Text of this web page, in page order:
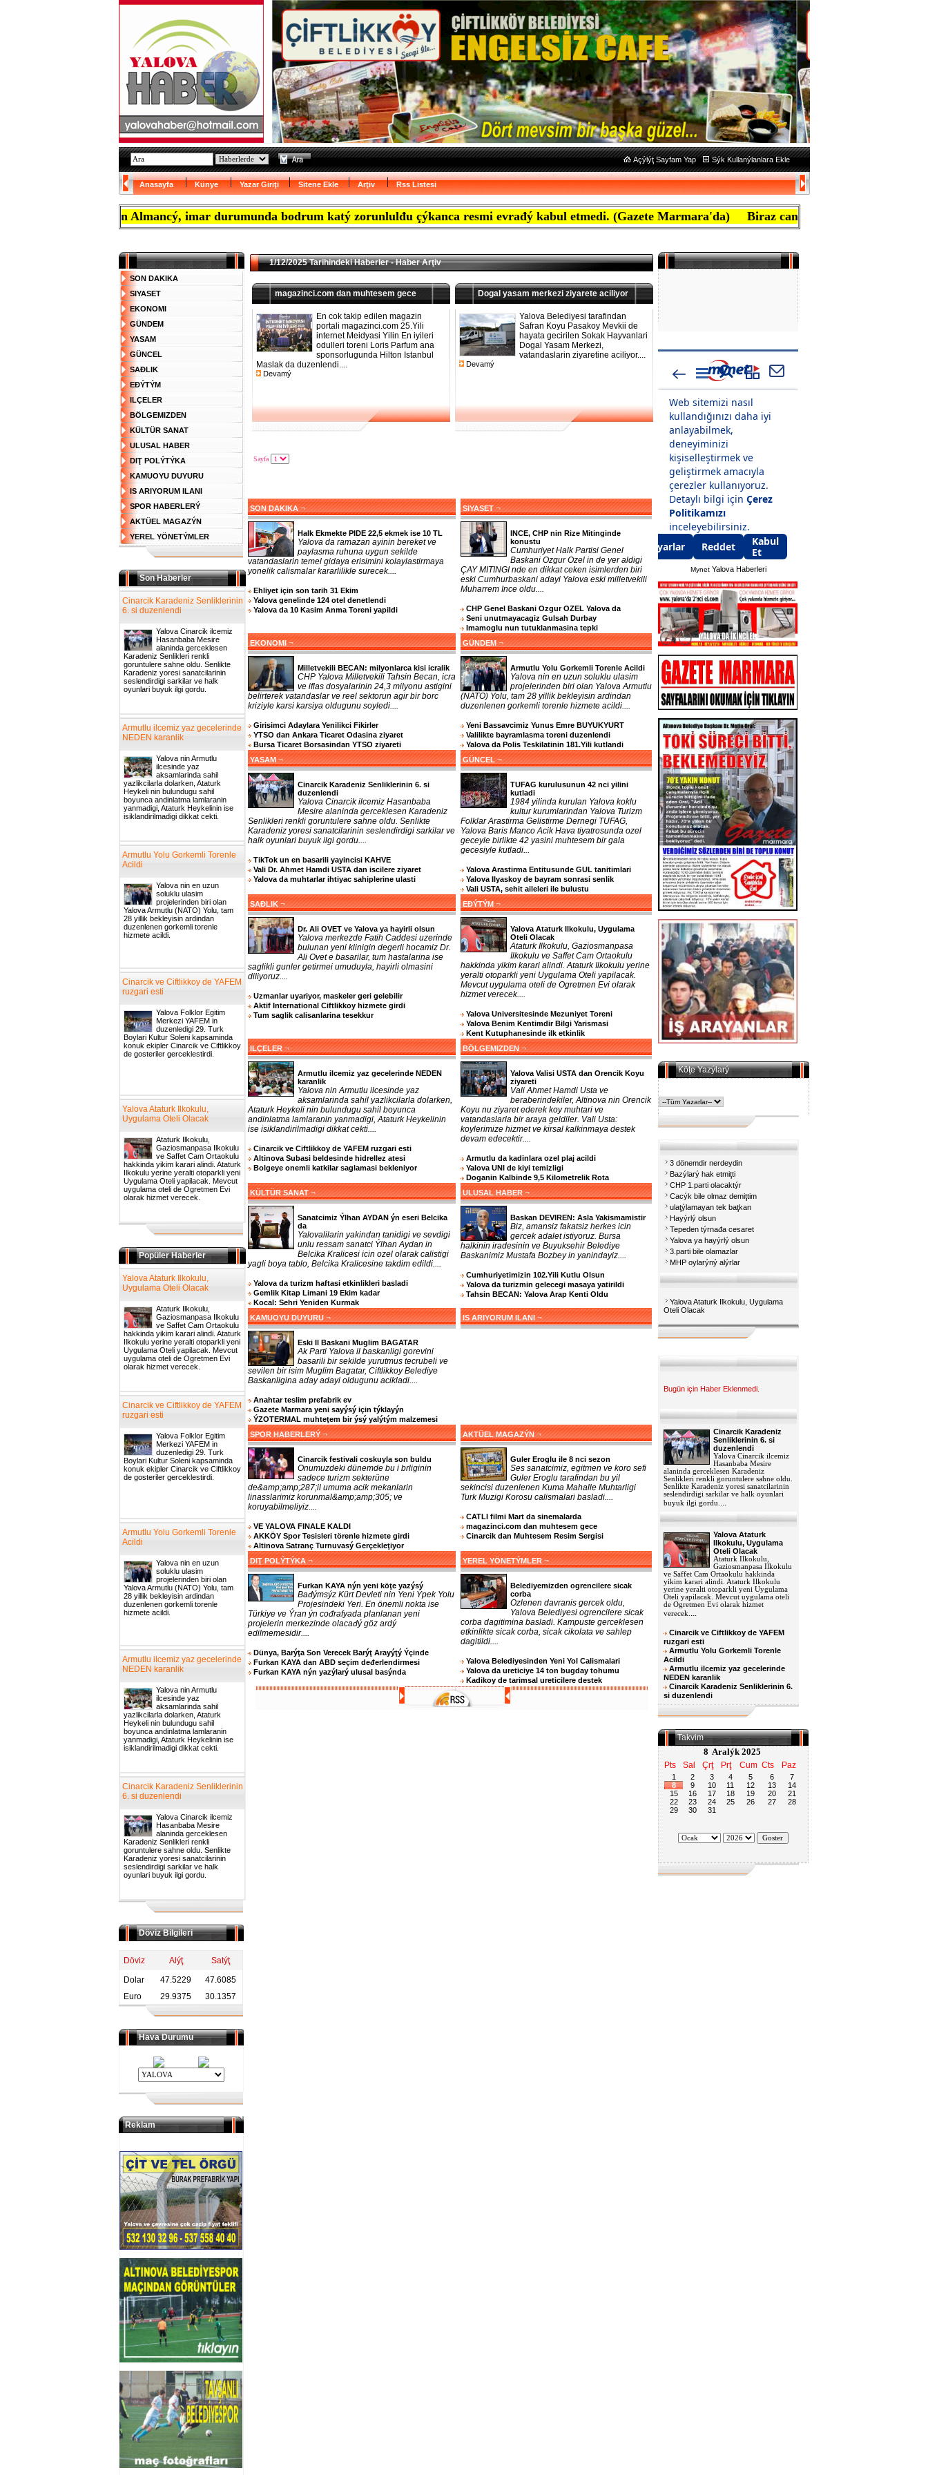
Açýlýţ Sayfam Yap Sýk Kullanýlanlara Ekle
Anasayfa Künye Yazar Giriţi Sitene Ekle Arţiv Rss Listesi
isteyen Almancý, imar durumunda bodrum katý zorunlulđu çýkanca resmi evrađý kabul etmedi. (Gazete Marmara'da) Biraz caný yanan ben mafyayým,
SON DAKIKA
SIYASET
EKONOMI
GÜNDEM
YASAM
GÜNCEL
SAĐLIK
EĐÝTÝM
ILÇELER
BÖLGEMIZDEN
KÜLTÜR SANAT
ULUSAL HABER
DIŢ POLÝTÝKA
KAMUOYU DUYURU
IS ARIYORUM ILANI
SPOR HABERLERÝ
AKTÜEL MAGAZÝN
YEREL YÖNETÝMLER
Son Haberler
Cinarcik Karadeniz Senliklerinin
6. si duzenlendi
Yalova Cinarcik ilcemiz
Hasanbaba Mesire
alaninda gerceklesen
Karadeniz Senlikleri renkli
goruntulere sahne oldu. Senlikte
Karadeniz yoresi sanatcilarinin
seslendirdigi sarkilar ve halk
oyunlari buyuk ilgi gordu.
Armutlu ilcemiz yaz gecelerinde
NEDEN karanlik
Yalova nin Armutlu
ilcesinde yaz
aksamlarinda sahil
yazlikcilarla dolarken, Ataturk
Heykeli nin bulundugu sahil
boyunca andinlatma lamlaranin
yanmadigi, Ataturk Heykelinin ise
isiklandirilmadigi dikkat cekti.
Armutlu Yolu Gorkemli Torenle
Acildi
Yalova nin en uzun
soluklu ulasim
projelerinden biri olan
Yalova Armutlu (NATO) Yolu, tam
28 yillik bekleyisin ardindan
duzenlenen gorkemli torenle
hizmete acildi.
Cinarcik ve Ciftlikkoy de YAFEM
ruzgari esti
Yalova Folklor Egitim
Merkezi YAFEM in
duzenledigi 29. Turk
Boylari Kultur Soleni kapsaminda
konuk ekipler Cinarcik ve Ciftlikkoy
de gosteriler gerceklestirdi.
Yalova Ataturk Ilkokulu,
Uygulama Oteli Olacak
Ataturk Ilkokulu,
Gaziosmanpasa Ilkokulu
ve Saffet Cam Ortaokulu
hakkinda yikim karari alindi. Ataturk
Ilkokulu yerine yeralti otoparkli yeni
Uygulama Oteli yapilacak. Mevcut
uygulama oteli de Ogretmen Evi
olarak hizmet verecek.
Popüler Haberler
Yalova Ataturk Ilkokulu,
Uygulama Oteli Olacak
Ataturk Ilkokulu,
Gaziosmanpasa Ilkokulu
ve Saffet Cam Ortaokulu
hakkinda yikim karari alindi. Ataturk
Ilkokulu yerine yeralti otoparkli yeni
Uygulama Oteli yapilacak. Mevcut
uygulama oteli de Ogretmen Evi
olarak hizmet verecek.
Cinarcik ve Ciftlikkoy de YAFEM
ruzgari esti
Yalova Folklor Egitim
Merkezi YAFEM in
duzenledigi 29. Turk
Boylari Kultur Soleni kapsaminda
konuk ekipler Cinarcik ve Ciftlikkoy
de gosteriler gerceklestirdi.
Armutlu Yolu Gorkemli Torenle
Acildi
Yalova nin en uzun
soluklu ulasim
projelerinden biri olan
Yalova Armutlu (NATO) Yolu, tam
28 yillik bekleyisin ardindan
duzenlenen gorkemli torenle
hizmete acildi.
Armutlu ilcemiz yaz gecelerinde
NEDEN karanlik
Yalova nin Armutlu
ilcesinde yaz
aksamlarinda sahil
yazlikcilarla dolarken, Ataturk
Heykeli nin bulundugu sahil
boyunca andinlatma lamlaranin
yanmadigi, Ataturk Heykelinin ise
isiklandirilmadigi dikkat cekti.
Cinarcik Karadeniz Senliklerinin
6. si duzenlendi
Yalova Cinarcik ilcemiz
Hasanbaba Mesire
alaninda gerceklesen
Karadeniz Senlikleri renkli
goruntulere sahne oldu. Senlikte
Karadeniz yoresi sanatcilarinin
seslendirdigi sarkilar ve halk
oyunlari buyuk ilgi gordu.
Döviz Bilgileri
Döviz Alýţ
Satýţ
Dolar
47.5229
47.6085
Euro
29.9375 30.1357
Hava Durumu
Reklam
1/12/2025 Tarihindeki Haberler - Haber Arţiv
magazinci.com dan muhtesem gece
En cok takip edilen magazin
portali magazinci.com 25.Yili
internet Meidyasi Yilin En iyileri
odulleri toreni Loris Parfum ana
sponsorlugunda Hilton Istanbul
Maslak da duzenlendi....
Devamý
Dogal yasam merkezi ziyarete aciliyor
Yalova Belediyesi tarafindan
Safran Koyu Pasakoy Mevkii de
hayata gecirilen Sokak Hayvanlari
Dogal Yasam Merkezi,
vatandaslarin ziyaretine aciliyor....
Devamý
Sayfa
SON DAKIKA ¬
Halk Ekmekte PIDE 22,5 ekmek ise 10 TL
Yalova da ramazan ayinin bereket ve
paylasma ruhuna uygun sekilde
vatandaslarin temel gidaya erisimini kolaylastirmaya
yonelik calismalar kararlilikle surecek....
Ehliyet için son tarih 31 Ekim
Yalova genelinde 124 otel denetlendi
Yalova da 10 Kasim Anma Toreni yapildi
SIYASET ¬
INCE, CHP nin Rize Mitinginde
konustu
Cumhuriyet Halk Partisi Genel
Baskani Ozgur Ozel in de yer aldigi
ÇAY MITINGI nde en dikkat ceken isimlerden biri
eski Cumhurbaskani adayi Yalova eski milletvekili
Muharrem Ince oldu....
CHP Genel Baskani Ozgur OZEL Yalova da
Seni unutmayacagiz Gulsah Durbay
Imamoglu nun tutuklanmasina tepki
EKONOMI ¬
Milletvekili BECAN: milyonlarca kisi icralik
CHP Yalova Milletvekili Tahsin Becan, icra
ve iflas dosyalarinin 24,3 milyonu astigini
belirterek vatandaslar ve reel sektorun agir bir borc
kriziyle karsi karsiya oldugunu soyledi....
Girisimci Adaylara Yenilikci Fikirler
YTSO dan Ankara Ticaret Odasina ziyaret
Bursa Ticaret Borsasindan YTSO ziyareti
GÜNDEM ¬
Armutlu Yolu Gorkemli Torenle Acildi
Yalova nin en uzun soluklu ulasim
projelerinden biri olan Yalova Armutlu
(NATO) Yolu, tam 28 yillik bekleyisin ardindan
duzenlenen gorkemli torenle hizmete acildi....
Yeni Bassavcimiz Yunus Emre BUYUKYURT
Valilikte bayramlasma toreni duzenlendi
Yalova da Polis Teskilatinin 181.Yili kutlandi
YASAM ¬
Cinarcik Karadeniz Senliklerinin 6. si
duzenlendi
Yalova Cinarcik ilcemiz Hasanbaba
Mesire alaninda gerceklesen Karadeniz
Senlikleri renkli goruntulere sahne oldu. Senlikte
Karadeniz yoresi sanatcilarinin seslendirdigi sarkilar ve
halk oyunlari buyuk ilgi gordu....
TikTok un en basarili yayincisi KAHVE
Vali Dr. Ahmet Hamdi USTA dan iscilere ziyaret
Yalova da muhtarlar ihtiyac sahiplerine ulasti
GÜNCEL ¬
TUFAG kurulusunun 42 nci yilini
kutladi
1984 yilinda kurulan Yalova koklu
kultur kurumlarindan Yalova Turizm
Folklar Arastirma Gelistirme Dernegi TUFAG,
Yalova Baris Manco Acik Hava tiyatrosunda ozel
geceyle birlikte 42 yasini muhtesem bir gala
gecesiyle kutladi...
Yalova Arastirma Entitusunde GUL tanitimlari
Yalova Ilyaskoy de bayram sonrasi senlik
Vali USTA, sehit aileleri ile bulustu
SAĐLIK ¬
Dr. Ali OVET ve Yalova ya hayirli olsun
Yalova merkezde Fatih Caddesi uzerinde
bulunan yeni klinigin degerli hocamiz Dr.
Ali Ovet e basarilar, tum hastalarina ise
saglikli gunler getirmei umuduyla, hayirli olmasini
diliyoruz....
Uzmanlar uyariyor, maskeler geri gelebilir
Aktif International Ciftlikkoy hizmete girdi
Tum saglik calisanlarina tesekkur
EĐÝTÝM ¬
Yalova Ataturk Ilkokulu, Uygulama
Oteli Olacak
Ataturk Ilkokulu, Gaziosmanpasa
Ilkokulu ve Saffet Cam Ortaokulu
hakkinda yikim karari alindi. Ataturk Ilkokulu yerine
yeralti otoparkli yeni Uygulama Oteli yapilacak.
Mevcut uygulama oteli de Ogretmen Evi olarak
hizmet verecek....
Yalova Universitesinde Mezuniyet Toreni
Yalova Benim Kentimdir Bilgi Yarismasi
Kent Kutuphanesinde ilk etkinlik
ILÇELER ¬
Armutlu ilcemiz yaz gecelerinde NEDEN
karanlik
Yalova nin Armutlu ilcesinde yaz
aksamlarinda sahil yazlikcilarla dolarken,
Ataturk Heykeli nin bulundugu sahil boyunca
andinlatma lamlaranin yanmadigi, Ataturk Heykelinin
ise isiklandirilmadigi dikkat cekti....
Cinarcik ve Ciftlikkoy de YAFEM ruzgari esti
Altinova Subasi beldesinde hidrellez atesi
Bolgeye onemli katkilar saglamasi bekleniyor
BÖLGEMIZDEN ¬
Yalova Valisi USTA dan Orencik Koyu
ziyareti
Vali Ahmet Hamdi Usta ve
beraberindekiler, Altinova nin Orencik
Koyu nu ziyaret ederek koy muhtari ve
vatandaslarla bir araya geldiler. Vali Usta:
koylerimize hizmet ve kirsal kalkinmaya destek
devam edecektir....
Armutlu da kadinlara ozel plaj acildi
Yalova UNI de kiyi temizligi
Doganin Kalbinde 9,5 Kilometrelik Rota
KÜLTÜR SANAT ¬
Sanatcimiz Ýlhan AYDAN ýn eseri Belcika
da
Yalovalilarin yakindan tanidigi ve sevdigi
unlu ressam sanatci Ýlhan Aydan in
Belcika Kralicesi icin ozel olarak calistigi
yagli boya tablo, Belcika Kralicesine takdim edildi....
Yalova da turizm haftasi etkinlikleri basladi
Gemlik Kitap Limani 19 Ekim kadar
Kocal: Sehri Yeniden Kurmak
ULUSAL HABER ¬
Baskan DEVIREN: Asla Yakismamistir
Biz, amansiz fakatsiz herkes icin
gercek adalet istiyoruz. Bursa
halkinin iradesinin ve Buyuksehir Belediye
Baskanimiz Mustafa Bozbey in yanindayiz....
Cumhuriyetimizin 102.Yili Kutlu Olsun
Yalova da turizmin gelecegi masaya yatirildi
Tahsin BECAN: Yalova Arap Kenti Oldu
KAMUOYU DUYURU ¬
Eski Il Baskani Muglim BAGATAR
Ak Parti Yalova il baskanligi gorevini
basarili bir sekilde yurutmus tecrubeli ve
sevilen bir isim Muglim Bagatar, Ciftlikkoy Belediye
Baskanligina aday adayi oldugunu acikladi....
Anahtar teslim prefabrik ev
Gazete Marmara yeni sayýsý için týklayýn
ÝZOTERMAL muhteţem bir ýsý yalýtým malzemesi
IS ARIYORUM ILANI ¬
SPOR HABERLERÝ ¬
Cinarcik festivali coskuyla son buldu
Onumuzdeki dünemde bu i brliginin
sadece turizm sekterüne
de&amp;amp;287;il umuma acik mekanlarin
linasslarimiz korunmal&amp;amp;305; ve
koruyabilmeliyiz....
VE YALOVA FINALE KALDI
AKKÖY Spor Tesisleri törenle hizmete girdi
Altinova Satranç Turnuvasý Gerçekleţiyor
AKTÜEL MAGAZÝN ¬
Guler Eroglu ile 8 nci sezon
Ses sanatcimiz, egitmen ve koro sefi
Guler Eroglu tarafindan bu yil
sekincisi duzenlenen Kuma Mahalle Muhtarligi
Turk Muzigi Korosu calismalari basladi....
CATLI filmi Mart da sinemalarda
magazinci.com dan muhtesem gece
Cinarcik dan Muhtesem Resim Sergisi
DIŢ POLÝTÝKA ¬
Furkan KAYA nýn yeni köţe yazýsý
Bađýmsýz Kürt Devleti nin Yeni Ýpek Yolu
Projesindeki Yeri. En önemli nokta ise
Türkiye ve Ýran ýn cođrafyada planlanan yeni
projelerin merkezinde olacađý göz ardý
edilmemesidir....
Dünya, Barýţa Son Verecek Barýţ Arayýţý Ýçinde
Furkan KAYA dan ABD seçim deđerlendirmesi
Furkan KAYA nýn yazýlarý ulusal basýnda
YEREL YÖNETÝMLER ¬
Belediyemizden ogrencilere sicak
corba
Ozlenen davranis gercek oldu,
Yalova Belediyesi ogrencilere sicak
corba dagitimina basladi. Kampuste gerceklesen
etkinlikte sicak corba, sicak cikolata ve sahlep
dagitildi....
Yalova Belediyesinden Yeni Yol Calismalari
Yalova da ureticiye 14 ton bugday tohumu
Kadikoy de tarimsal ureticilere destek
Mynet Yalova Haberleri
Köţe Yazýlarý
3 dönemdir nerdeydin
Bazýlarý hak etmiţti
CHP 1.parti olacaktýr
Cacýk bile olmaz demiţtim
ulaţýlamayan tek baţkan
Hayýrlý olsun
Tepeden týrnađa cesaret
Yalova ya hayýrlý olsun
3.parti bile olamazlar
MHP oylarýný alýrlar
Yalova Ataturk Ilkokulu, Uygulama
Oteli Olacak
Bugün için Haber Eklenmedi.
Cinarcik Karadeniz
Senliklerinin 6. si
duzenlendi
Yalova Cinarcik ilcemiz
Hasanbaba Mesire
alaninda gerceklesen Karadeniz
Senlikleri renkli goruntulere sahne oldu.
Senlikte Karadeniz yoresi sanatcilarinin
seslendirdigi sarkilar ve halk oyunlari
buyuk ilgi gordu....
Yalova Ataturk
Ilkokulu, Uygulama
Oteli Olacak
Ataturk Ilkokulu,
Gaziosmanpasa Ilkokulu
ve Saffet Cam Ortaokulu hakkinda
yikim karari alindi. Ataturk Ilkokulu
yerine yeralti otoparkli yeni Uygulama
Oteli yapilacak. Mevcut uygulama oteli
de Ogretmen Evi olarak hizmet
verecek....
Cinarcik ve Ciftlikkoy de YAFEM
ruzgari esti
Armutlu Yolu Gorkemli Torenle
Acildi
Armutlu ilcemiz yaz gecelerinde
NEDEN karanlik
Cinarcik Karadeniz Senliklerinin 6.
si duzenlendi
Takvim
8 Aralýk 2025
Pts Sal Çrţ Prţ Cum Cts Paz
1 2 3 4 5 6
7
8
9 10 11 12 13
14
15
16 17 18 19 20
21
22
23 24 25 26 27
28
29
30 31